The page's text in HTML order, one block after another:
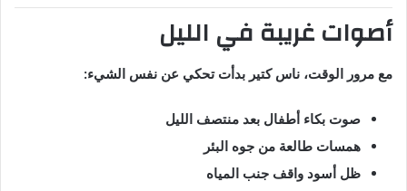
أصوات غريبة في الليل
مع مرور الوقت، ناس كتير بدأت تحكي عن نفس الشيء:
صوت بكاء أطفال بعد منتصف الليل
همسات طالعة من جوه البئر
ظل أسود واقف جنب المياه